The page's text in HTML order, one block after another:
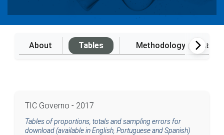
About Tables Methodology (Available
TIC Governo - 2017
Tables of proportions, totals and sampling errors for
download (available in English, Portuguese and Spanish)